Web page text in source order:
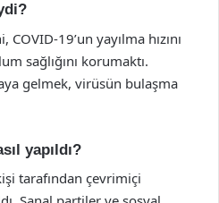
19’un yayılma hızını
sağlığını korumaktı.
gelmek, virüsün bulaşma
yapıldı?
tarafından çevrimiçi